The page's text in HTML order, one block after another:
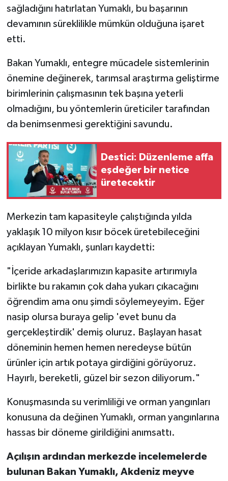
sağladığını hatırlatan Yumaklı, bu başarının
devamının süreklilikle mümkün olduğuna işaret
etti.
Bakan Yumaklı, entegre mücadele sistemlerinin
önemine değinerek, tarımsal araştırma geliştirme
birimlerinin çalışmasının tek başına yeterli
olmadığını, bu yöntemlerin üreticiler tarafından
da benimsenmesi gerektiğini savundu.
Destici: Düzenleme affa
eşdeğer bir netice
üretecektir
Merkezin tam kapasiteyle çalıştığında yılda
yaklaşık 10 milyon kısır böcek üretebileceğini
açıklayan Yumaklı, şunları kaydetti:
"İçeride arkadaşlarımızın kapasite artırımıyla
birlikte bu rakamın çok daha yukarı çıkacağını
öğrendim ama onu şimdi söylemeyeyim. Eğer
nasip olursa buraya gelip 'evet bunu da
gerçekleştirdik' demiş oluruz. Başlayan hasat
döneminin hemen hemen neredeyse bütün
ürünler için artık potaya girdiğini görüyoruz.
Hayırlı, bereketli, güzel bir sezon diliyorum."
Konuşmasında su verimliliği ve orman yangınları
konusuna da değinen Yumaklı, orman yangınlarına
hassas bir döneme girildiğini anımsattı.
Açılışın ardından merkezde incelemelerde
bulunan Bakan Yumaklı, Akdeniz meyve